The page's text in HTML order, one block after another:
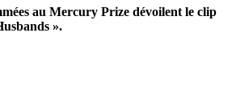
au Mercury Prize dévoilent le clip
».